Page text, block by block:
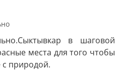
в шаговой
места для того чтобы
с природой.